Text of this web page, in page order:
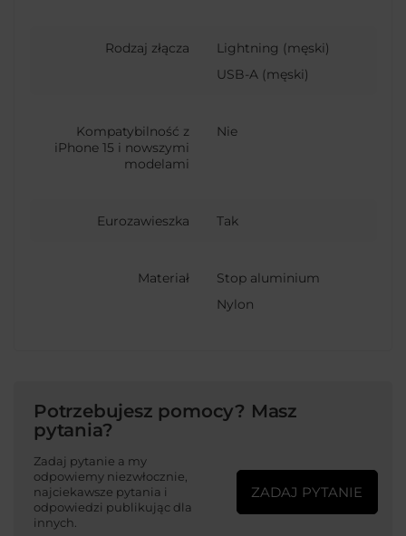
Rodzaj złącza
Lightning (męski)
USB-A (męski)
Kompatybilność z
iPhone 15 i nowszymi
modelami
Nie
Eurozawieszka Tak
Materiał
Stop aluminium
Nylon
Potrzebujesz pomocy? Masz
pytania?
Zadaj pytanie a my
odpowiemy niezwłocznie,
najciekawsze pytania i
odpowiedzi publikując dla
innych.
ZADAJ PYTANIE